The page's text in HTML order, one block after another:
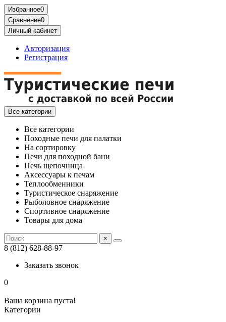
Избранное0
Сравнение0
Личный кабинет
Авторизация
Регистрация
Все категории
Все категории
Походные печи для палатки
На сортировку
Печи для походной бани
Печь щепочница
Аксессуары к печам
Теплообменники
Туристическое снаряжение
Рыболовное снаряжение
Спортивное снаряжение
Товары для дома
×
8 (812) 628-88-97
Заказать звонок
0
Ваша корзина пуста!
Категории